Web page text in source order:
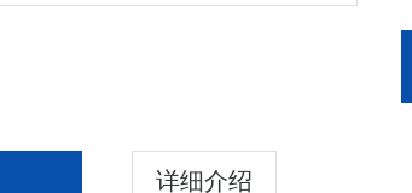
详细介绍